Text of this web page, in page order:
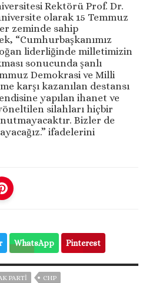
Rektörü Prof. Dr.
olarak 15 Temmuz
zeminde sahip
“Cumhurbaşkanımız
liderliğinde milletimizin
sonucunda şanlı
Demokrasi ve Milli
karşı kazanılan destansı
yapılan ihanet ve
silahları hiçbir
Bizler de
ifadelerini
WhatsApp Pinterest
PARTİ
CHP